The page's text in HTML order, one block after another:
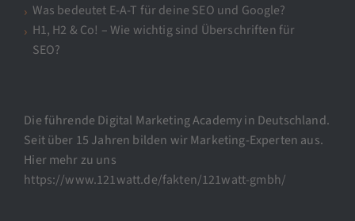
Was bedeutet E-A-T für deine SEO und Google?
H1, H2 & Co! – Wie wichtig sind Überschriften für
SEO?
Die führende Digital Marketing Academy in Deutschland.
Seit über 15 Jahren bilden wir Marketing-Experten aus.
Hier mehr zu uns
https://www.121watt.de/fakten/121watt-gmbh/